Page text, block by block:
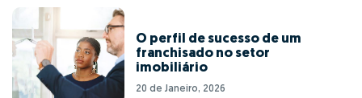
O perfil de sucesso de um
franchisado no setor
imobiliário
20 de Janeiro, 2026